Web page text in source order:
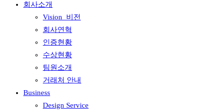
회사소개
Vision_비전
회사연혁
인증현황
수상현황
팀원소개
거래처 안내
Business
Design Service